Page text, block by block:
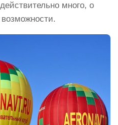
много, о
возможности.